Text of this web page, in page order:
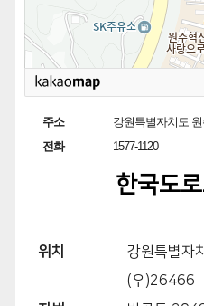
주소
강원특별자치도
전화
1577-1120
한국도
위치
강원특별자
(우)26466